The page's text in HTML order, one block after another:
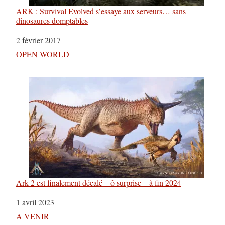
ARK : Survival Evolved s’essaye aux serveurs… sans
dinosaures domptables
Date
2 février 2017
Par rapport à
OPEN WORLD
Ark 2 est finalement décalé – ô surprise – à fin 2024
Date
1 avril 2023
Par rapport à
A VENIR